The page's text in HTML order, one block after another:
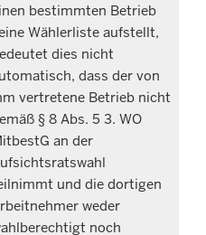
bestimmten Betrieb
Wählerliste aufstellt,
dies nicht
dass der von
vertretene Betrieb nicht
§ 8 Abs. 5 3. WO
an der
und die dortigen
weder
noch